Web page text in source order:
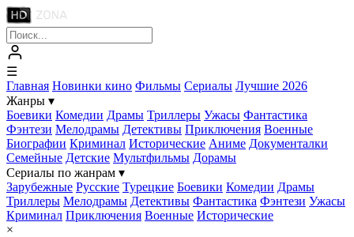
☰
Главная Новинки кино Фильмы Сериалы Лучшие 2026
Жанры ▾
Боевики Комедии Драмы Триллеры Ужасы Фантастика
Фэнтези Мелодрамы Детективы Приключения Военные
Биографии Криминал Исторические Аниме Документалки
Семейные Детские Мультфильмы Дорамы
Сериалы по жанрам ▾
Зарубежные Русские Турецкие Боевики Комедии Драмы
Триллеры Мелодрамы Детективы Фантастика Фэнтези Ужасы
Криминал Приключения Военные Исторические
×